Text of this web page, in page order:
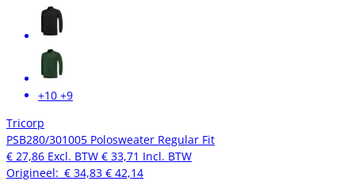
+10 +9
Tricorp
PSB280/301005 Polosweater Regular Fit
€ 27,86 Excl. BTW € 33,71 Incl. BTW
Origineel: € 34,83 € 42,14